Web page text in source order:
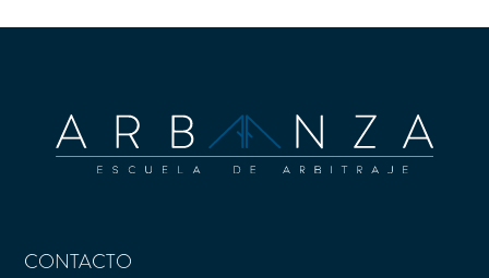
CONTACTO